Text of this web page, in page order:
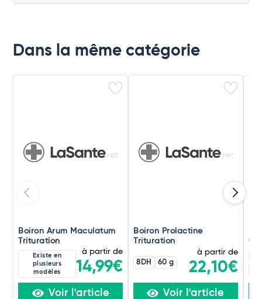
Dans la même catégorie
Boiron Arum Maculatum
Trituration
Existe en
plusieurs
modèles
à partir de
14,99€
Voir l'article
Boiron Prolactine
Trituration
8DH 60 g
à partir de
22,10€
Voir l'article